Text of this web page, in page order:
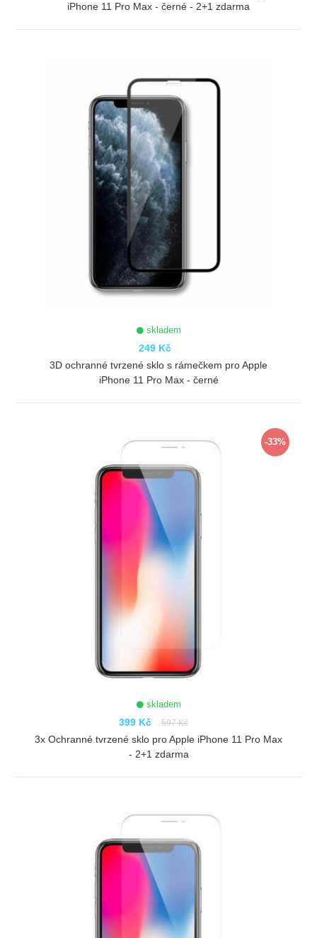
iPhone 11 Pro Max - černé - 2+1 zdarma
skladem
249 Kč
3D ochranné tvrzené sklo s rámečkem pro Apple
iPhone 11 Pro Max - černé
-33%
skladem
399 Kč 597 Kč
3x Ochranné tvrzené sklo pro Apple iPhone 11 Pro Max
- 2+1 zdarma